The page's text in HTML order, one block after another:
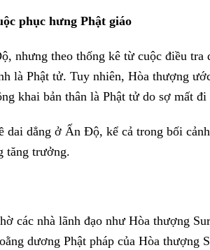
phục hưng Phật giáo
nhưng theo thống kê từ cuộc điều tra
là Phật tử. Tuy nhiên, Hòa thượng
khai bản thân là Phật tử do sợ mất
dai dẳng ở Ấn Độ, kể cả trong bối
tăng trưởng.
các nhà lãnh đạo như Hòa thượng
dương Phật pháp của Hòa thượng